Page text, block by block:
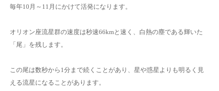
毎年10月～11月にかけて活発になります。
オリオン座流星群の速度は秒速66kmと速く、白熱の塵である輝いた
「尾」を残します。
この尾は数秒から1分まで続くことがあり、星や惑星よりも明るく見
える流星になることがあります。